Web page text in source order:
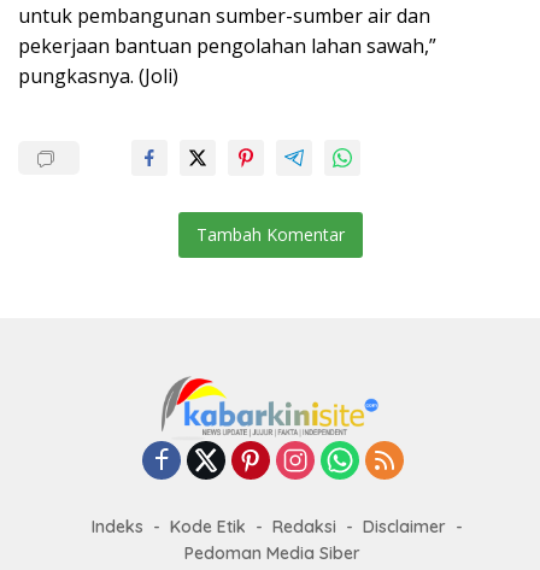
untuk pembangunan sumber-sumber air dan
pekerjaan bantuan pengolahan lahan sawah,”
pungkasnya. (Joli)
Tambah Komentar
Indeks Kode Etik Redaksi
Disclaimer
Pedoman Media Siber